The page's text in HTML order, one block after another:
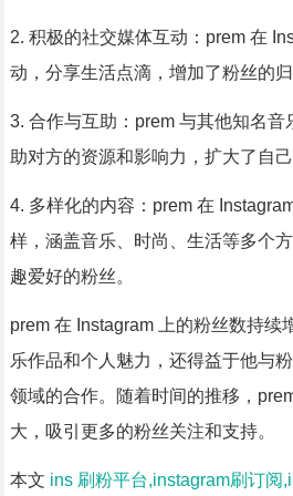
2. 积极的社交媒体互动：prem 在
动，分享生活点滴，增加了粉丝的归
3. 合作与互助：prem 与其他知名
助对方的资源和影响力，扩大了自己
4. 多样化的内容：prem 在
样，涵盖音乐、时尚、生活等多个
趣爱好的粉丝。
prem 在 Instagram 上的粉丝数持续
乐作品和个人魅力，还得益于他与
领域的合作。随着时间的推移，
大，吸引更多的粉丝关注和支持。
本文 ins 刷粉平台,instagram刷订阅